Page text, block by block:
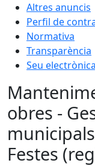
Altres anuncis
Perfil de
Normativa
Transparència
Seu electrònica
obres -
Festes